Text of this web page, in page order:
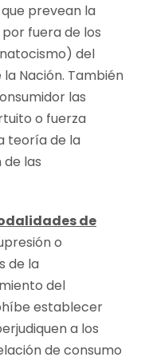
prevean la
fuera de los
del
Nación. También
las
o fuerza
teoría de la
las
de
o
de la
del
establecer
a los
de consumo